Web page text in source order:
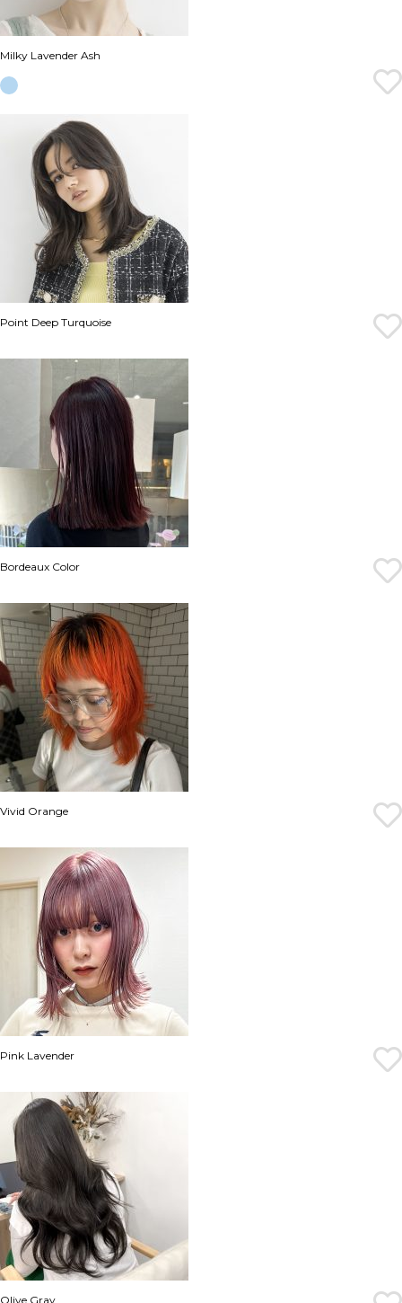
Milky Lavender Ash
Point Deep Turquoise
Bordeaux Color
Vivid Orange
Pink Lavender
Olive Gray